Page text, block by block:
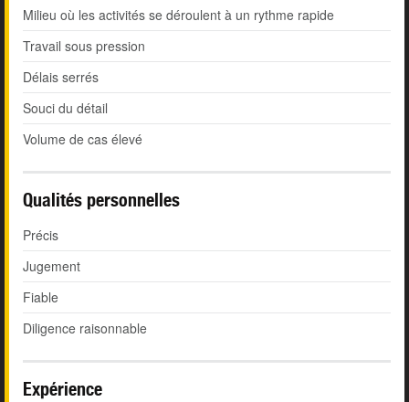
Milieu où les activités se déroulent à un rythme rapide
Travail sous pression
Délais serrés
Souci du détail
Volume de cas élevé
Qualités personnelles
Précis
Jugement
Fiable
Diligence raisonnable
Expérience